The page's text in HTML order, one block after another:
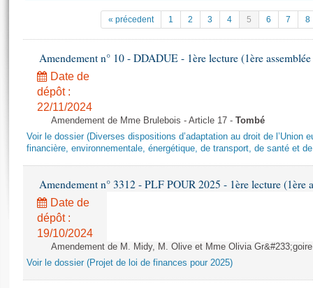
Projets de loi
Propositions de loi
Amendements
Textes adoptés
Rapports d'information
Rapports d'enquête
Rapports législatifs
Rapports sur l'application des lois
Baromètre de l’application des lois
Dossiers législatifs
Documents de référence
( Constitution | Règlement de l'Assemblée ... )
Histoire
Juniors
Anciennes législatures
Liens vers les sites publics
La Bibliothèque
Contacts et plan d'accès
Photos libres de droit
« précedent 1 2 3 4 5 6 7 8
Amendement n° 10 - DDADUE - 1ère lecture (1ère
Date de
dépôt :
22/11/2024
Amendement de Mme Brulebois - Article 17 - Tombé
Voir le dossier (Diverses dispositions d’adaptation au droit de l’Union
financière, environnementale, énergétique, de transport, de santé et
Amendement n° 3312 - PLF POUR 2025 - 1ère lecture (1ère
Date de
dépôt :
19/10/2024
Amendement de M. Midy, M. Olive et Mme Olivia
Voir le dossier (Projet de loi de finances pour 2025)